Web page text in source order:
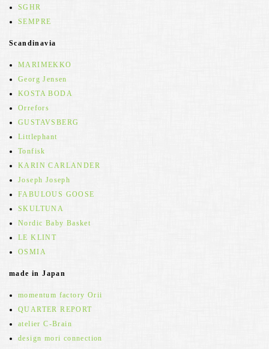
SGHR
SEMPRE
Scandinavia
MARIMEKKO
Georg Jensen
KOSTA BODA
Orrefors
GUSTAVSBERG
Littlephant
Tonfisk
KARIN CARLANDER
Joseph Joseph
FABULOUS GOOSE
SKULTUNA
Nordic Baby Basket
LE KLINT
OSMIA
made in Japan
momentum factory Orii
QUARTER REPORT
atelier C-Brain
design mori connection